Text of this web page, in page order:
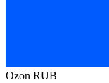
Ozon RUB